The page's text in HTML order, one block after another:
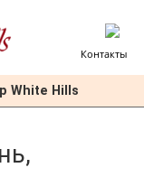
Контакты
White Hills